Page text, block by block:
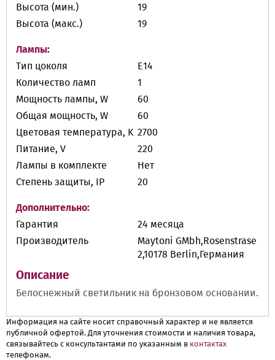
Высота (мин.)
19
Высота (макс.)
19
Лампы:
Тип цоколя
E14
Количество ламп
1
Мощность лампы, W
60
Общая мощность, W
60
Цветовая температура, K 2700
Питание, V
220
Лампы в комплекте
Нет
Степень защиты, IP
20
Дополнительно:
Гарантия
24 месяца
Производитель
Maytoni GMbh,Rosenstrase
2,10178 Berlin,Германия
Описание
Белоснежный светильник на бронзовом основании.
Информация на сайте носит справочный характер и не является
публичной офертой. Для уточнения стоимости и наличия товара,
связывайтесь с консультантами по указанным в контактах
телефонам.